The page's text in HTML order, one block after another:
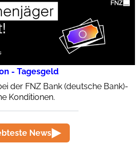
- Tagesgeld
der FNZ Bank (deutsche Bank)-
Konditionen.
News